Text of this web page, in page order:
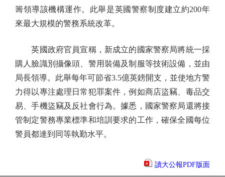
籌領導該機構運作。此舉是英國警察制度建立約200年
來最大規模的警務系統改革。
英國政府官員宣稱，新成立的國家警察局將統一採
購人臉識別攝像頭、警用裝備及制服等技術設備，並由
局長領導。此舉每年可節省3.5億英鎊開支，並使地方警
力得以專注處理日常犯罪案件，例如商店盜竊、毒品交
易、手機盜竊及反社會行為。據悉，國家警察局還將接
管制定警務專業標準和培訓要求的工作，確保全國每位
警員都達到同等執勤水平。
讀大公報PDF版面